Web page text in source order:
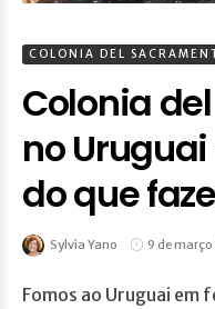
COLONIA DEL
Colonia
no
do que
Sylvia Yano 9 de
Fomos ao Uruguai